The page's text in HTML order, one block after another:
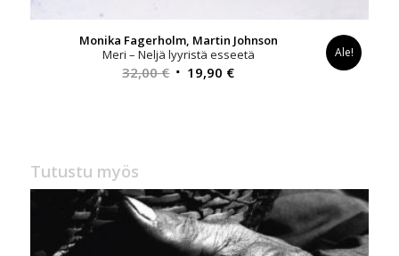
Monika Fagerholm, Martin Johnson
Meri – Neljä lyyristä esseetä
32,00€ Alkuperäinen
19,90 €Nykyinen
Ale!
Tutustu myös